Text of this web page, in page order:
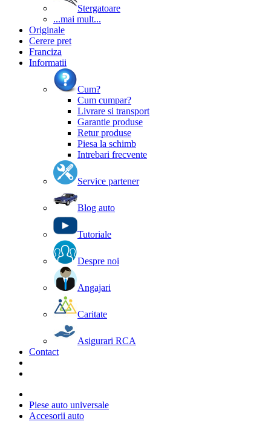
Stergatoare
...mai mult...
Originale
Cerere pret
Franciza
Informatii
Cum?
Cum cumpar?
Livrare si transport
Garantie produse
Retur produse
Piesa la schimb
Intrebari frecvente
Service partener
Blog auto
Tutoriale
Despre noi
Angajari
Caritate
Asigurari RCA
Contact
Piese auto universale
Accesorii auto